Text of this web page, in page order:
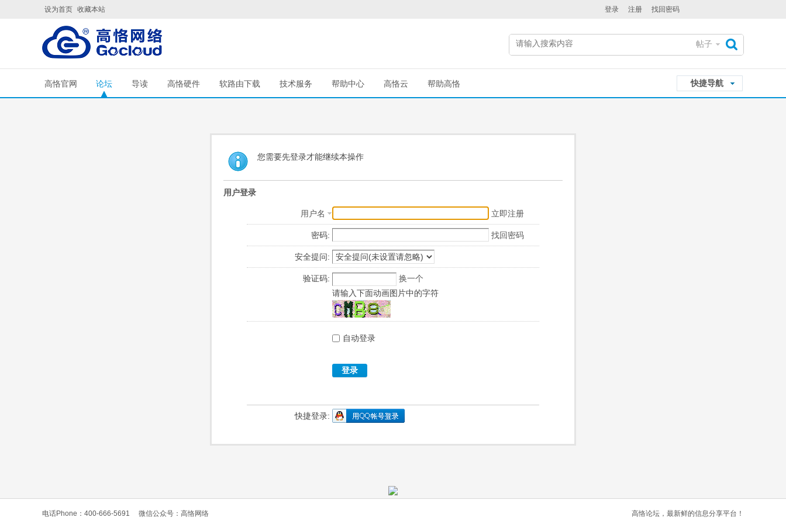
设为首页 收藏本站 登录 注册 找回密码
帖子
快捷导航
高恪官网 论坛 导读 高恪硬件 软路由下载 技术服务 帮助中心 高恪云 帮助高恪
您需要先登录才能继续本操作
用户登录
用户名 立即注册
密码: 找回密码
安全提问:
验证码:
换一个
请输入下面动画图片中的字符
自动登录
登录
快捷登录:
电话Phone：400-666-5691 微信公众号：高恪网络 高恪论坛，最新鲜的信息分享平台！